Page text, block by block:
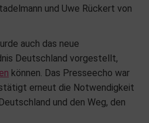
und Uwe Rückert von
auch das neue
Deutschland vorgestellt,
en können. Das Presseecho war
erneut die Notwendigkeit
und den Weg, den